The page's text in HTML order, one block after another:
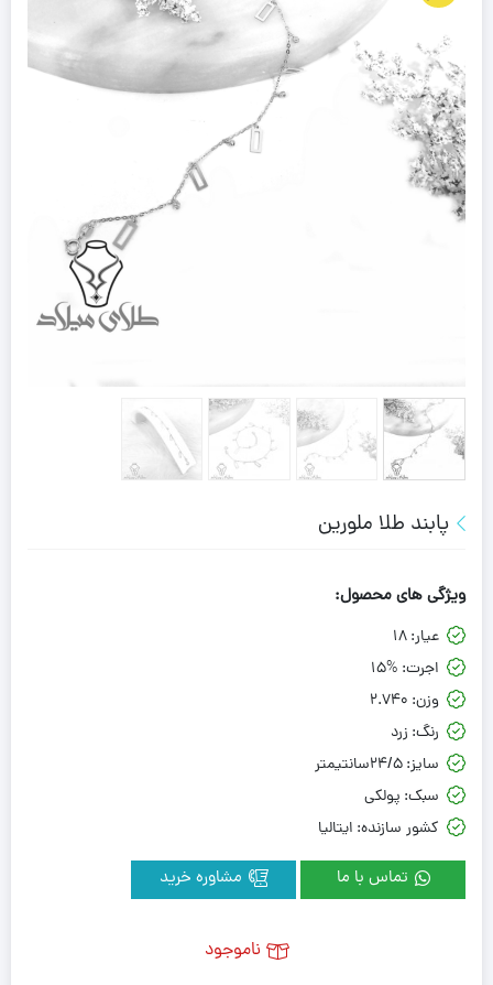
پابند طلا ملورین
ویژگی های محصول:
عیار:18
اجرت: 15%
وزن: 2.740
رنگ: زرد
سایز:24/5سانتیمتر
سبک: پولکی
کشور سازنده: ایتالیا
تماس با ما
ناموجود